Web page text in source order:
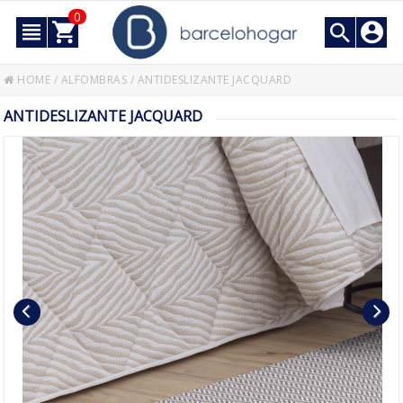
0
HOME / ALFOMBRAS / ANTIDESLIZANTE JACQUARD
ANTIDESLIZANTE JACQUARD